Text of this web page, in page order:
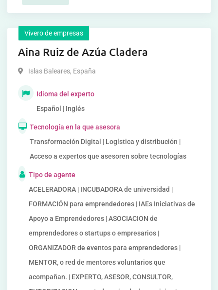
Vivero de empresas
Aina Ruiz de Azúa Cladera
Islas Baleares, España
Idioma del experto
Español | Inglés
Tecnología en la que asesora
Transformación Digital | Logística y distribución |
Acceso a expertos que asesoren sobre tecnologías
Tipo de agente
ACELERADORA | INCUBADORA de universidad |
FORMACIÓN para emprendedores | IAEs Iniciativas de
Apoyo a Emprendedores | ASOCIACION de
emprendedores o startups o empresarios |
ORGANIZADOR de eventos para emprendedores |
MENTOR, o red de mentores voluntarios que
acompañan. | EXPERTO, ASESOR, CONSULTOR,